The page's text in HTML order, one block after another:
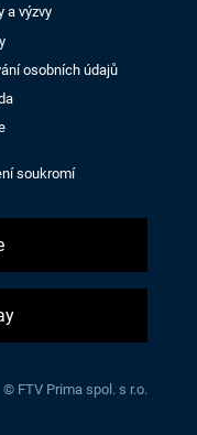
a výzvy
osobních údajů
soukromí
© FTV Prima spol. s r.o.